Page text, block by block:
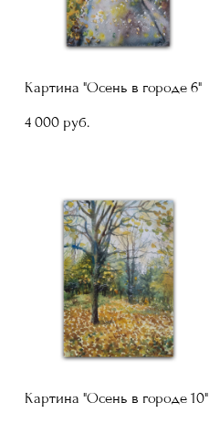
Картина "Осень в городе 6"
4 000 pуб.
Картина "Осень в городе 10"